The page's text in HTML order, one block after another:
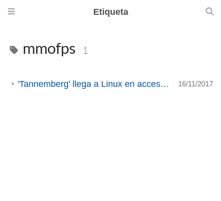
Etiqueta
mmofps 1
'Tannemberg' llega a Linux en acceso anticipado 16/11/2017